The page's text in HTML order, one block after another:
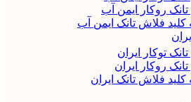
روکار ایمن آب
فلاش تانک ایمن آب
توکار ایران
روکار ایران
فلاش تانک ایران